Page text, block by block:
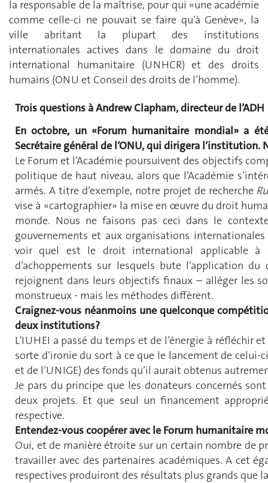
la responsable de la maîtrise, pour qui «une académie
comme celle-ci ne pouvait se faire qu’à Genève», la
ville abritant la plupart des institutions
internationales actives dans le domaine du droit
international humanitaire (UNHCR) et des droits
humains (ONU et Conseil des droits de l’homme).
Trois questions à Andrew Clapham, directeur de l’ADH
En octobre, un «Forum humanitaire mondial» a
Secrétaire général de l’ONU, qui dirigera
Le Forum et l’Académie poursuivent des objectifs
politique de haut niveau, alors que l’Académie
armés. A titre d’exemple, notre projet de recherche
vise à «cartographier» la mise en œuvre du droit
monde. Nous ne faisons pas ceci dans le
gouvernements et aux organisations
voir quel est le droit international applicable à
d’achoppements sur lesquels bute l’application
rejoignent dans leurs objectifs finaux – alléger les
monstrueux - mais les méthodes diffèrent.
Craignez-vous néanmoins une quelconque
deux institutions?
L'IUHEI a passé du temps et de l’énergie à réfléchir
sorte d’ironie du sort à ce que le lancement de
et de l’UNIGE) des fonds qu’il aurait obtenus
Je pars du principe que les donateurs concernés
deux projets. Et que seul un financement
respective.
Entendez-vous coopérer avec le Forum humanitaire
Oui, et de manière étroite sur un certain nombre de
travailler avec des partenaires académiques. A cet
respectives produiront des résultats plus grands que